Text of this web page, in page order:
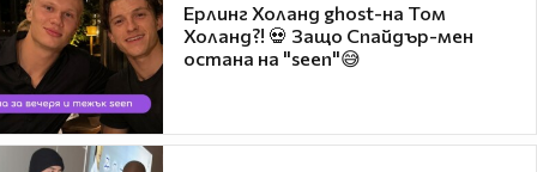
Ерлинг Холанд ghost-на Том
Холанд?! 💀 Защо Спайдър-мен
остана на "seen"😅